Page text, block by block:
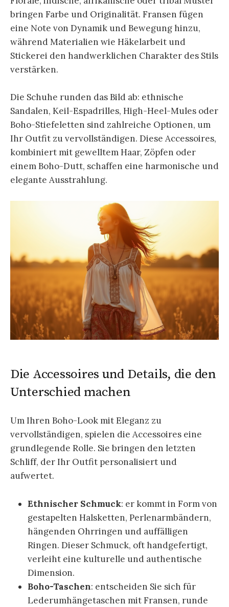
bringen Farbe und Originalität. Fransen fügen
eine Note von Dynamik und Bewegung hinzu,
während Materialien wie Häkelarbeit und
Stickerei den handwerklichen Charakter des Stils
verstärken.
Die Schuhe runden das Bild ab: ethnische
Sandalen, Keil-Espadrilles, High-Heel-Mules oder
Boho-Stiefeletten sind zahlreiche Optionen, um
Ihr Outfit zu vervollständigen. Diese Accessoires,
kombiniert mit gewelltem Haar, Zöpfen oder
einem Boho-Dutt, schaffen eine harmonische und
elegante Ausstrahlung.
Die Accessoires und Details, die den
Unterschied machen
Um Ihren Boho-Look mit Eleganz zu
vervollständigen, spielen die Accessoires eine
grundlegende Rolle. Sie bringen den letzten
Schliff, der Ihr Outfit personalisiert und
aufwertet.
Ethnischer Schmuck: er kommt in Form von
gestapelten Halsketten, Perlenarmbändern,
hängenden Ohrringen und auffälligen
Ringen. Dieser Schmuck, oft handgefertigt,
verleiht eine kulturelle und authentische
Dimension.
Boho-Taschen: entscheiden Sie sich für
Lederumhängetaschen mit Fransen, runde